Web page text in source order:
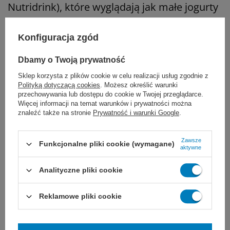
Nutridrink), które wyglądają jak małe jogurty
pełnowartościowe, mocno skondensowane
posiłki zamknięte w małej butelce.
Dla osób, które drastycznie tracą na wadze i
nie mają apetytu, świetnie sprawdzają się
niewielkiej objętości dostarczają mnóstwo
kalorii, dając choremu zastrzyk energii do
działania. Z kolei pacjenci onkologiczni, po
operacjach lub zmagający się z trudno
Konfiguracja zgód
Dbamy o Twoją prywatność
Sklep korzysta z plików cookie w celu realizacji usług zgodnie z
Polityką dotyczącą cookies. Możesz określić warunki
przechowywania lub dostępu do cookie w Twojej przeglądarce.
Więcej informacji na temat warunków i prywatności można
znaleźć także na stronie Prywatność i warunki Google.
Funkcjonalne pliki cookie (wymagane)
Zawsze
aktywne
Analityczne pliki cookie
Reklamowe pliki cookie